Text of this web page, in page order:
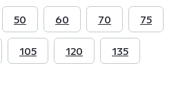
50 60 70 75
105 120 135